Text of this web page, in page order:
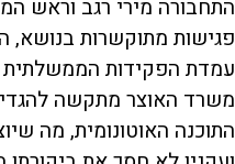
התחבורה מירי רגב וראש
פגישות מתוקשרות בנושא,
עמדת הפקידות הממשלתית
משרד האוצר מתקשה
התוכנה האוטונומית, מה